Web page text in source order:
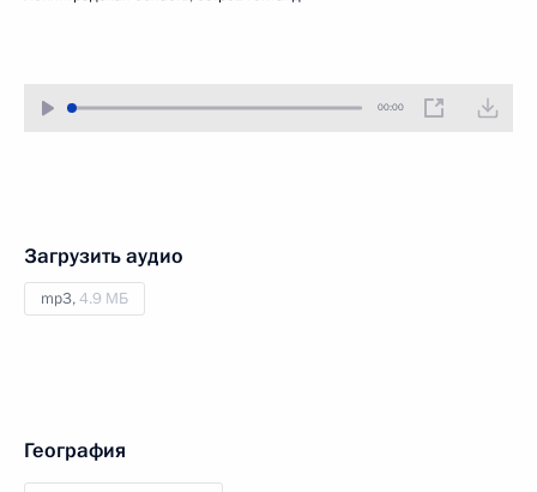
00:00
Загрузить аудио
mp3,4.9 МБ
География